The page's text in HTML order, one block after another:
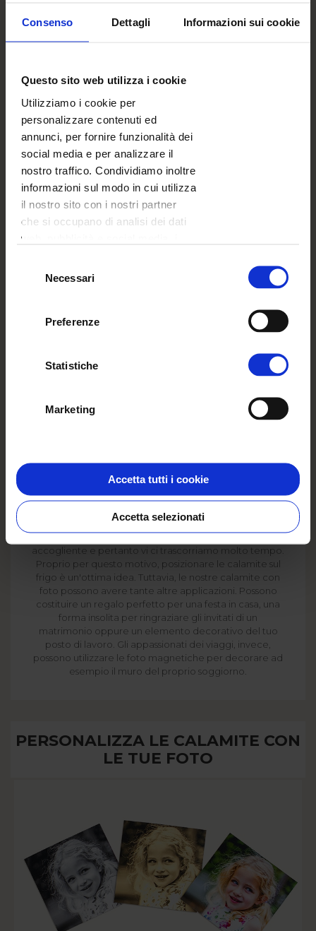
Consenso Dettagli Informazioni sui cookie
Questo sito web utilizza i cookie
Utilizziamo i cookie per
personalizzare contenuti ed
annunci, per fornire funzionalità dei
social media e per analizzare il
nostro traffico. Condividiamo inoltre
informazioni sul modo in cui utilizza
il nostro sito con i nostri partner
che si occupano di analisi dei dati
web, pubblicità e social media, i
altre informazioni che ha fornito
Necessari
Preferenze
Statistiche
Marketing
Accetta tutti i cookie
Accetta selezionati
Crea e acquista comodamente nell'app!
Prova l'app ora
Le nostre fotocalamite personalizzate ti
importanti e averli sempre e portata di mano. In molti
ritengono che la cucina sia un luogo caldo e
accogliente e pertanto vi ci trascorriamo molto tempo.
Proprio per questo motivo, posizionare le calamite sul
frigo è un'ottima idea. Tuttavia, le nostre calamite con
foto possono avere tante altre applicazioni. Possono
costituire un regalo perfetto per una festa in casa, una
forma insolita per ringraziare gli invitati di un
matrimonio oppure un elemento decorativo del tuo
posto di lavoro. Gli appassionati dei viaggi, invece,
possono utilizzare le foto magnetiche per decorare ad
esempio il muro del proprio soggiorno.
PERSONALIZZA LE CALAMITE CON
LE TUE FOTO